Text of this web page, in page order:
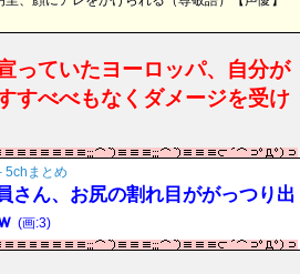
っていたヨーロッパ、自分が
すべべもなくダメージを受け
5chまとめ
さん、お尻の割れ目ががっつり出
(画:3)